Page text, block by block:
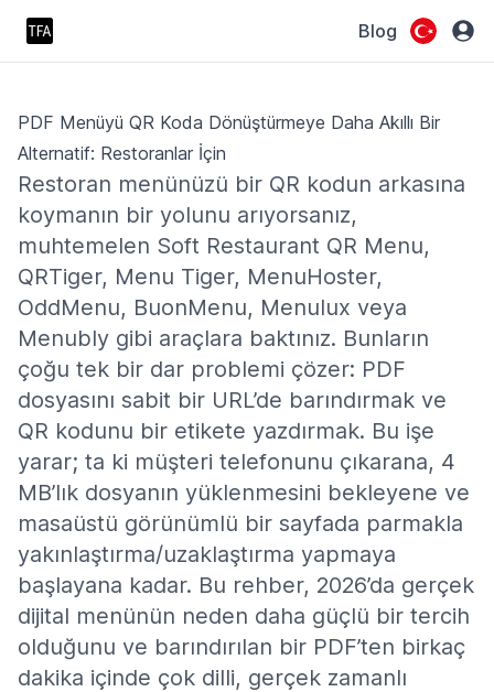
Blog
PDF Menüyü QR Koda Dönüştürmeye Daha Akıllı Bir
Alternatif: Restoranlar İçin
Restoran menünüzü bir QR kodun arkasına
koymanın bir yolunu arıyorsanız,
muhtemelen Soft Restaurant QR Menu,
QRTiger, Menu Tiger, MenuHoster,
OddMenu, BuonMenu, Menulux veya
Menubly gibi araçlara baktınız. Bunların
çoğu tek bir dar problemi çözer: PDF
dosyasını sabit bir URL’de barındırmak ve
QR kodunu bir etikete yazdırmak. Bu işe
yarar; ta ki müşteri telefonunu çıkarana, 4
MB’lık dosyanın yüklenmesini bekleyene ve
masaüstü görünümlü bir sayfada parmakla
yakınlaştırma/uzaklaştırma yapmaya
başlayana kadar. Bu rehber, 2026’da gerçek
dijital menünün neden daha güçlü bir tercih
olduğunu ve barındırılan bir PDF’ten birkaç
dakika içinde çok dilli, gerçek zamanlı